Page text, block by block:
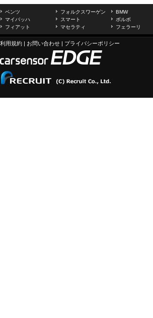
ベンツ フォルクスワーゲン BMW
マイバッハ
スマート ボルボ
フィアット
マセラティ フェラーリ
利用規約 | お問い合わせ | プライバシーポリシー